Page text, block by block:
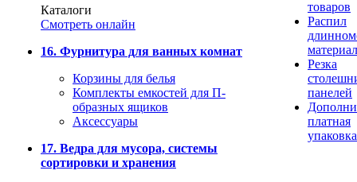
Каталоги
Смотреть онлайн
16. Фурнитура для ванных комнат
Корзины для белья
Комплекты емкостей для П-
образных ящиков
Аксессуары
17. Ведра для мусора, системы
сортировки и хранения
товаров
Распил
Резка
панелей
платная
упаковка